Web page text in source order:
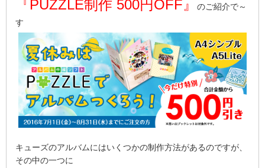
『PUZZLE制作 500円OFF』
のご紹介で～
す
キューズのアルバムにはいくつかの制作方法があるのですが、
その中の一つに